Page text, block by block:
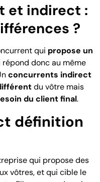
et indirect :
?
qui propose un
donc au même
concurrents indirect
du vôtre mais
du client final.
définition
qui propose des
vôtres, et qui cible le